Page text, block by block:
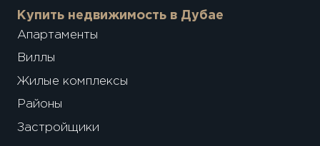
Купить недвижимость в Дубае
Апартаменты
Виллы
Жилые комплексы
Районы
Застройщики